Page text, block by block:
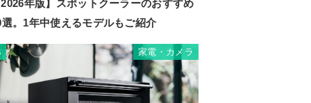
年版】スポットクーラーのおすすめ
選。1年中使えるモデルもご紹介
家電・カメラ